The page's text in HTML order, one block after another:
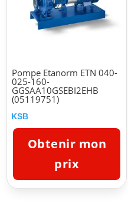
Pompe Etanorm ETN 040-
025-160-
GGSAA10GSEBI2EHB
(05119751)
KSB
Obtenir mon
prix